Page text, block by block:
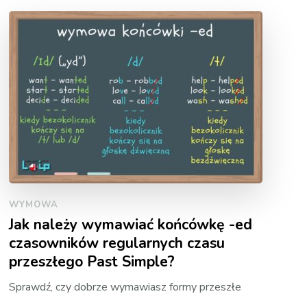
WYMOWA
Jak należy wymawiać końcówkę -ed
czasowników regularnych czasu
przeszłego Past Simple?
Sprawdź, czy dobrze wymawiasz formy przeszłe